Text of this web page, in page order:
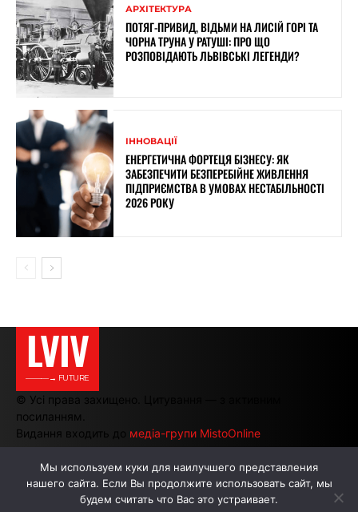
АРХІТЕКТУРА
ПОТЯГ-ПРИВИД, ВІДЬМИ НА ЛИСІЙ ГОРІ ТА
ЧОРНА ТРУНА У РАТУШІ: ПРО ЩО
РОЗПОВІДАЮТЬ ЛЬВІВСЬКІ ЛЕГЕНДИ?
ІННОВАЦІЇ
ЕНЕРГЕТИЧНА ФОРТЕЦЯ БІЗНЕСУ: ЯК
ЗАБЕЗПЕЧИТИ БЕЗПЕРЕБІЙНЕ ЖИВЛЕННЯ
ПІДПРИЄМСТВА В УМОВАХ НЕСТАБІЛЬНОСТІ
2026 РОКУ
LVIV
———→ FUTURE
© Усі права захищено. Цитування — з активним
посиланням.
Видання входить до медіа-групи MistoOnline
АВТОРИ РЕКЛАМА НА САЙТІ
Мы используем куки для наилучшего представления
нашего сайта. Если Вы продолжите использовать сайт, мы
будем считать что Вас это устраивает.